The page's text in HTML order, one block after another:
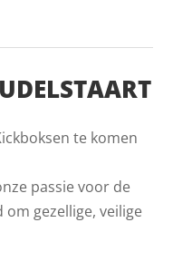
te komen
passie voor de
gezellige, veilige